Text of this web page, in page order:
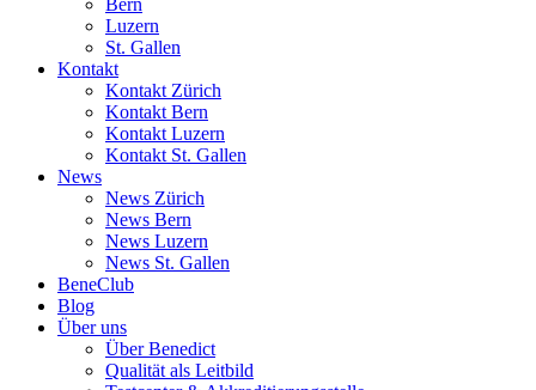
Bern
Luzern
St. Gallen
Kontakt
Kontakt Zürich
Kontakt Bern
Kontakt Luzern
Kontakt St. Gallen
News
News Zürich
News Bern
News Luzern
News St. Gallen
BeneClub
Blog
Über uns
Über Benedict
Qualität als Leitbild